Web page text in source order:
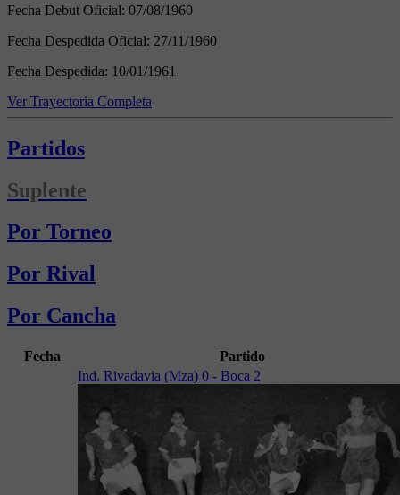
Fecha Debut Oficial: 07/08/1960
Fecha Despedida Oficial: 27/11/1960
Fecha Despedida: 10/01/1961
Ver Trayectoria Completa
Partidos
Suplente
Por Torneo
Por Rival
Por Cancha
Fecha
Partido
Ind. Rivadavia (Mza) 0 - Boca 2